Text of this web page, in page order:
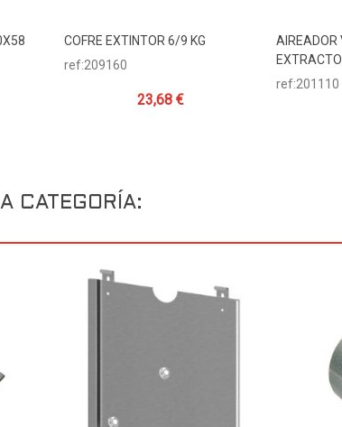
Añadir Al Carrito
COFRE EXTINTOR 6/9 KG
ref:209160
23,68 €
AIREADOR
ref:201110
CATEGORÍA: